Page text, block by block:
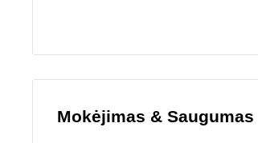
Mokėjimas & Saugumas